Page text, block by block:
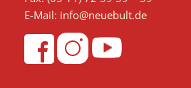
E-Mail: info@neuebult.de